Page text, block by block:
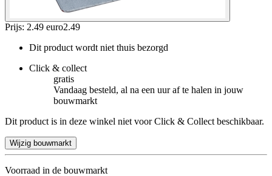
Prijs: 2.49 euro2.49
Dit product wordt niet thuis bezorgd
Click & collect
gratis
Vandaag besteld, al na een uur af te halen in jouw
bouwmarkt
Dit product is in deze winkel niet voor Click & Collect beschikbaar.
Wijzig bouwmarkt
Voorraad in de bouwmarkt